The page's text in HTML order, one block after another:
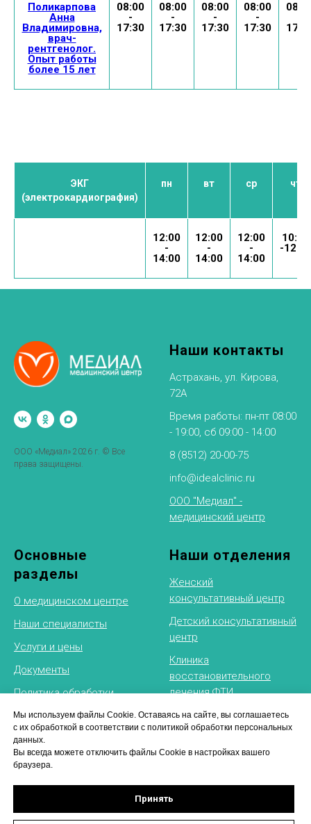
Мы используем файлы Cookie. Оставаясь на сайте, вы соглашаетесь
с их обработкой в соответствии с политикой обработки персональных
данных.
Вы всегда можете отключить файлы Cookie в настройках вашего
браузера.
Принять
Поликарпова
Анна
Владимировна,
врач-
рентгенолог.
Опыт работы
более 15 лет
08:00
-
17:30
08:00
-
17:30
08:00
-
17:30
08:00
-
17:30
ЭКГ
(электрокардиография)
пн вт ср чт
12:00
-
14:00
12:00
-
14:00
12:00
-
14:00
10:00
-12:00
ООО «Медиал» 2026 г. © Все
права защищены.
Наши контакты
Астрахань, ул. Кирова,
72А
Время работы: пн-пт 08:00
- 19:00, сб 09:00 - 14:00
8 (8512) 20-00-75
info@idealclinic.ru
ООО "Медиал" -
медицинский центр
Основные
разделы
О медицинском центре
Наши специалисты
Услуги и цены
Документы
Политика обработки
персональных данных
Наши отделения
Женский
консультативный центр
Детский консультативный
центр
Клиника
восстановительного
леченияФТИ
Рентгеновское
отделение
Физиотерапевтическое